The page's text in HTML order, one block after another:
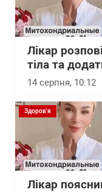
Лікар
тіла та
14 серпня, 10:12
Здоров'я
Лікар